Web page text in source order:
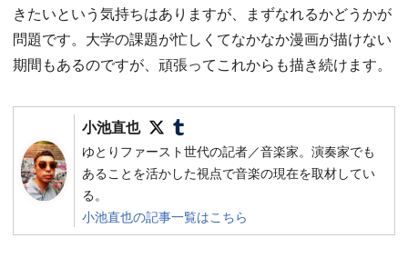
きたいという気持ちはありますが、まずなれるかどうかが
問題です。大学の課題が忙しくてなかなか漫画が描けない
期間もあるのですが、頑張ってこれからも描き続けます。
小池直也 Follow on SNS
ゆとりファースト世代の記者／音楽家。演奏家でも
あることを活かした視点で音楽の現在を取材してい
る。
小池直也の記事一覧はこちら